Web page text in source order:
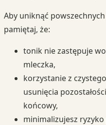
Aby uniknąć
pamiętaj, że:
tonik nie zastępuje
mleczka,
korzystanie z
usunięcia
końcowy,
minimalizujesz